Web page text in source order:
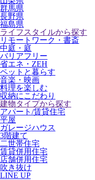
群馬県
長野県
福島県
ライフスタイルから探す
リモートワーク・書斎
中庭・庭
バリアフリー
省エネ・ZEH
ペットと暮らす
音楽・映画
料理を楽しむ
収納にこだわり
建物タイプから探す
アパート/賃貸住宅
平屋
ガレージハウス
3階建て
二世帯住宅
賃貸併用住宅
店舗併用住宅
吹き抜け
LINE UP